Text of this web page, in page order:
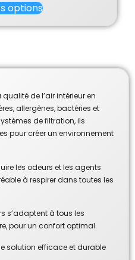
options
de l’air intérieur en
allergènes, bactéries et
de filtration, ils
pour créer un environnement
les odeurs et les agents
à respirer dans toutes les
s’adaptent à tous les
pour un confort optimal.
solution efficace et durable